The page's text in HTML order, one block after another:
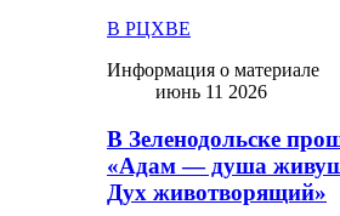
В РЦХВЕ
Информация о материале
июнь 11 2026
В Зеленодольске
«Адам — душа
Дух животворящий»